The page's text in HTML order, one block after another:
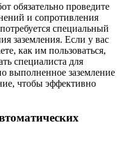
обязательно проведите
и сопротивления
специальный
заземления. Если у вас
как им пользоваться,
специалиста для
выполненное заземление
чтобы эффективно